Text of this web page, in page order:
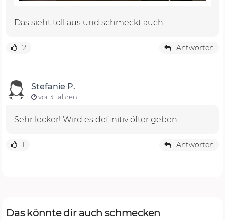
Das sieht toll aus und schmeckt auch
2 Antworten
Stefanie P.
vor 3 Jahren
Sehr lecker! Wird es definitiv öfter geben.
1 Antworten
Das könnte dir auch schmecken